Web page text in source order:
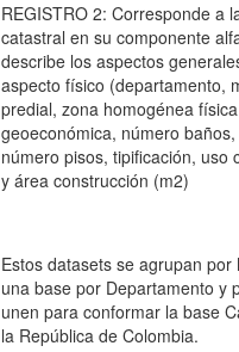
REGISTRO 2: Corresponde a
catastral en su componente
describe los aspectos
aspecto físico (departamento,
predial, zona homogénea
geoeconómica, número
número pisos, tipificación, uso
y área construcción (m2)
Estos datasets se agrupan
una base por Departamento y
unen para conformar la base
la República de Colombia.